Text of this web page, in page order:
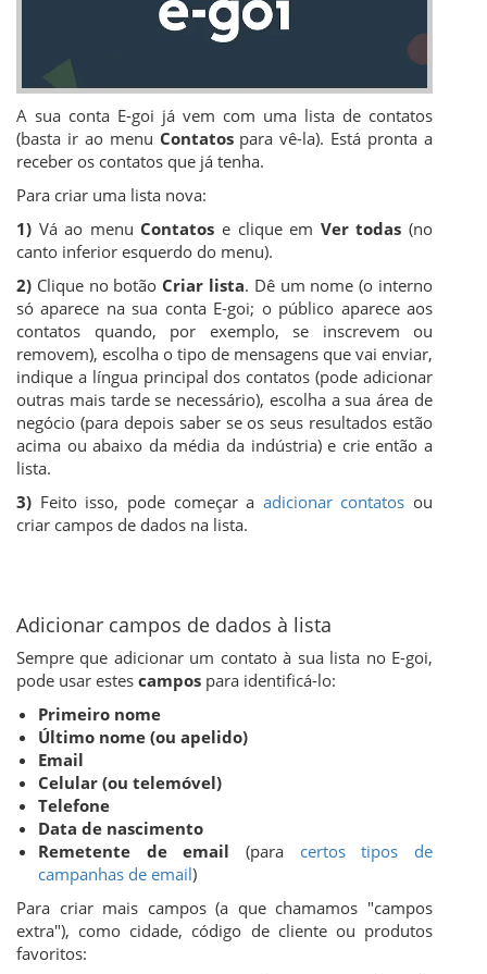
A sua conta E-goi já vem com uma lista de contatos
(basta ir ao menu Contatospara vê-la). Está pronta a
receber os contatos que já tenha.
Para criar uma lista nova:
1) Vá ao menu Contatos e clique em Ver todas (no
canto inferior esquerdo do menu).
2) Clique no botão Criar lista. Dê um nome (o interno
só aparece na sua conta E-goi; o público aparece aos
contatos quando, por exemplo, se inscrevem ou
removem), escolha o tipo de mensagens que vai enviar,
indique a língua principal dos contatos (pode adicionar
outras mais tarde se necessário), escolha a sua área de
negócio (para depois saber se os seus resultados estão
acima ou abaixo da média da indústria) e crie então a
lista.
3) Feito isso, pode começar a adicionar contatos ou
criar campos de dados na lista.
Adicionar campos de dados à lista
Sempre que adicionar um contato à sua lista no E-goi,
pode usar estes campos para identificá-lo:
Primeiro nome
Último nome (ou apelido)
Email
Celular (ou telemóvel)
Telefone
Data de nascimento
Remetente de email (para certos tipos de
campanhas de email)
Para criar mais campos (a que chamamos "campos
extra"), como cidade, código de cliente ou produtos
favoritos: